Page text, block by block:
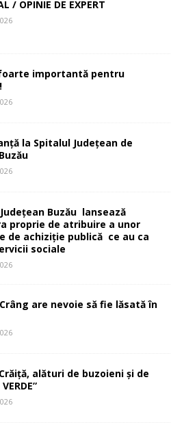
/ OPINIE DE EXPERT
importantă pentru
la Spitalul Județean de
Buzău lansează
proprie de atribuire a unor
de achiziție publică ce au ca
sociale
are nevoie să fie lăsată în
alături de buzoieni și de